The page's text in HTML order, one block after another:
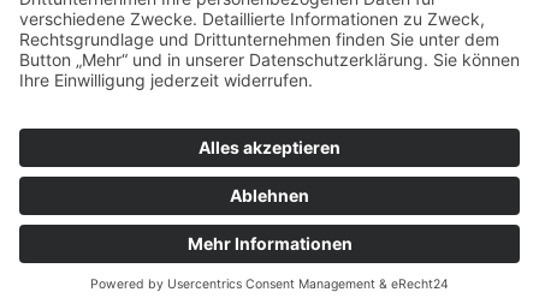
© 2026 DEUTSCH-FRANZÖSISCHE GESELLSCHAFT
LEIPZIG